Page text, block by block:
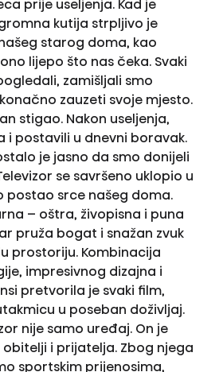
prije useljenja. Kad je
kutija strpljivo je
starog doma, kao
lijepo što nas čeka. Svaki
zamišljali smo
zauzeti svoje mjesto.
stigao. Nakon useljenja,
i postavili u dnevni boravak.
je jasno da smo donijeli
se savršeno uklopio u
postao srce našeg doma.
– oštra, živopisna i puna
pruža bogat i snažan zvuk
prostoriju. Kombinacija
impresivnog dizajna i
pretvorila je svaki film,
u poseban doživljaj.
nije samo uređaj. On je
i prijatelja. Zbog njega
sportskim prijenosima,